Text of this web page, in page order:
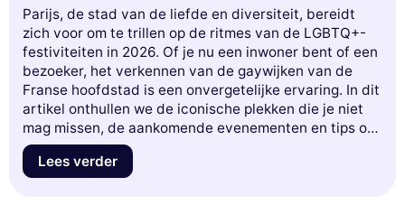
Parijs, de stad van de liefde en diversiteit, bereidt
zich voor om te trillen op de ritmes van de LGBTQ+-
festiviteiten in 2026. Of je nu een inwoner bent of een
bezoeker, het verkennen van de gaywijken van de
Franse hoofdstad is een onvergetelijke ervaring. In dit
artikel onthullen we de iconische plekken die je niet
mag missen, de aankomende evenementen en tips om
ten volle te genieten van de Parijse gayscene. Maak je
klaar om levendige bars, trendy clubs en culturele
Lees verder